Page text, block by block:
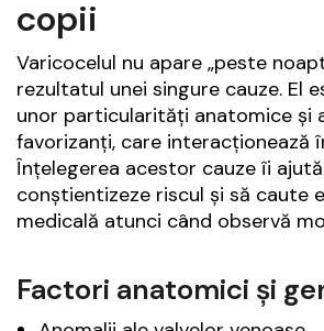
copii
Varicocelul nu apare „peste
rezultatul unei singure cauze. El
unor particularități anatomice și
favorizanți, care interacționează
Înțelegerea acestor cauze îi
conștientizeze riscul și să caute
medicală atunci când observă
Factori anatomici și